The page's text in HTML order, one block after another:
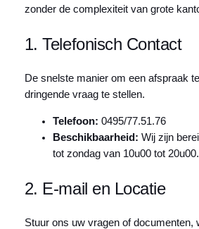
zonder de complexiteit van grote
1. Telefonisch Contact
De snelste manier om een afspraak
dringende vraag te stellen.
Telefoon: 0495/77.51.76
Beschikbaarheid: Wij zijn
tot zondag van 10u00 tot 20u00.
2. E-mail en Locatie
Stuur ons uw vragen of documenten,